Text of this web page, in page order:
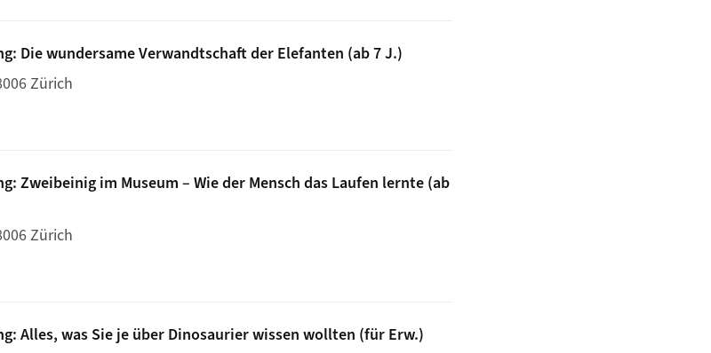
Die wundersame Verwandtschaft der Elefanten (ab 7 J.)
Zürich
Die wundersame Verwandtschaft der Elefanten (ab 7 J.)
Zweibeinig im Museum – Wie der Mensch das Laufen lernte (ab
Zürich
Zweibeinig im Museum – Wie der Mensch das Laufen lernte (ab 9 J.)
Alles, was Sie je über Dinosaurier wissen wollten (für Erw.)